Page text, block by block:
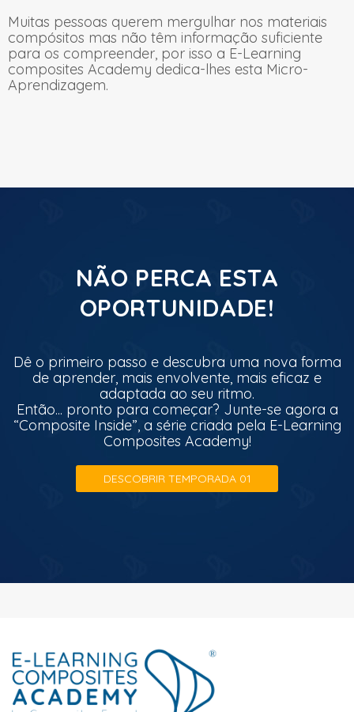
Muitas pessoas querem mergulhar nos materiais
compósitos mas não têm informação suficiente
para os compreender, por isso a E-Learning
composites Academy dedica-lhes esta Micro-
Aprendizagem.
NÃO PERCA ESTA
OPORTUNIDADE!
Dê o primeiro passo e descubra uma nova forma
de aprender, mais envolvente, mais eficaz e
adaptada ao seu ritmo.
Então... pronto para começar? Junte-se agora a
“Composite Inside”, a série criada pela E-Learning
Composites Academy!
DESCOBRIR TEMPORADA 01